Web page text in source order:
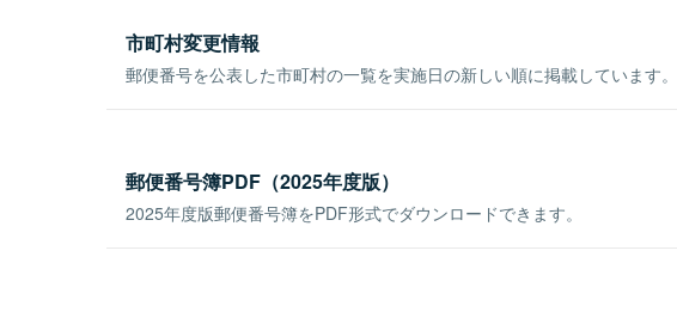
市町村変更情報
郵便番号を公表した市町村の一覧を実施日の新しい順に掲載しています。
郵便番号簿PDF（2025年度版）
2025年度版郵便番号簿をPDF形式でダウンロードできます。